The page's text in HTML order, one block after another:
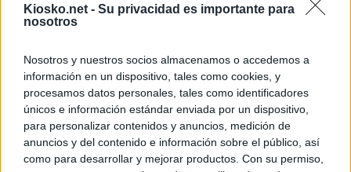
Kiosko.net - Su privacidad es importante para
nosotros
Nosotros y nuestros socios almacenamos o accedemos a
información en un dispositivo, tales como cookies, y
procesamos datos personales, tales como identificadores
únicos e información estándar enviada por un dispositivo,
para personalizar contenidos y anuncios, medición de
anuncios y del contenido e información sobre el público, así
como para desarrollar y mejorar productos. Con su permiso,